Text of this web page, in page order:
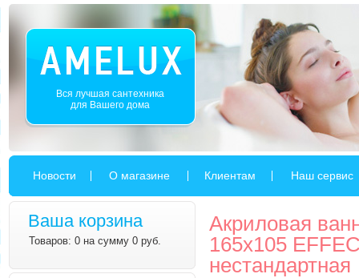
Вся лучшая сантехника
для Вашего дома
Новости О магазине Клиентам Наш сервис
Ваша корзина
Товаров: 0 на сумму 0 руб.
Акриловая
165x105
нестандартная